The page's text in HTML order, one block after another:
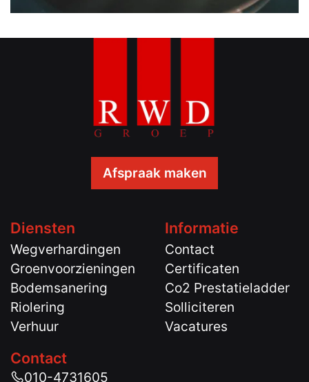
Afspraak maken
Diensten
Wegverhardingen
Groenvoorzieningen
Bodemsanering
Riolering
Verhuur
Informatie
Contact
Certificaten
Co2 Prestatieladder
Solliciteren
Vacatures
Contact
010-4731605